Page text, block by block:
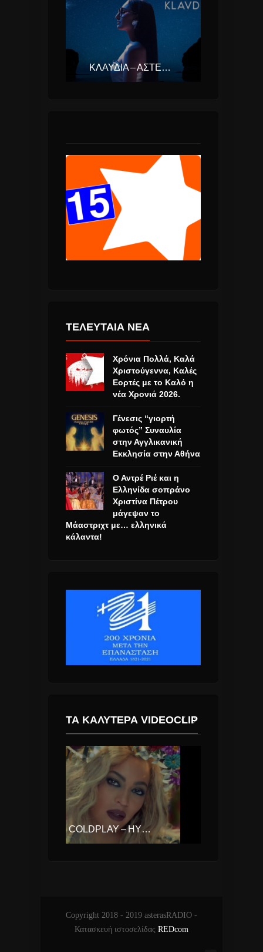
ΚΛΑΥΔΊΑ – ΑΣΤΕΡΟΜΆΤΑ (EUROVISION ΕΛΛΆΔΑ 2025)
ΤΕΛΕΥΤΑΙΑ ΝΕΑ
Χρόνια Πολλά, Καλά
Χριστούγεννα, Καλές
Εορτές με το Καλό η
νέα Χρονιά 2026.
Γένεσις “γιορτή
φωτός” Συναυλία
στην Αγγλικανική
Εκκλησία στην Αθήνα
Ο Αντρέ Ριέ και η
Ελληνίδα σοπράνο
Χριστίνα Πέτρου
μάγεψαν το
Μάαστριχτ με… ελληνικά
κάλαντα!
ΤΑ ΚΑΛΎΤΕΡΑ VIDEOCLIP
ΔΉΜΟΣ ΑΝΑΣΤΑΣΙΆΔΗΣ – ΝΑ ΜΟΥ ΕΞΗΓΉΣΕΙΣ
Copyright 2018 - 2019 asterasRADIO -
Κατασκευή ιστοσελίδας REDcom